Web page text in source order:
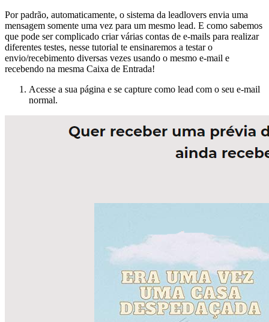
Por padrão, automaticamente, o sistema da leadlovers envia uma
mensagem somente uma vez para um mesmo lead. E como sabemos
que pode ser complicado criar várias contas de e-mails para realizar
diferentes testes, nesse tutorial te ensinaremos a testar o
envio/recebimento diversas vezes usando o mesmo e-mail e
recebendo na mesma Caixa de Entrada!
Acesse a sua página e se capture como lead com o seu e-mail
normal.